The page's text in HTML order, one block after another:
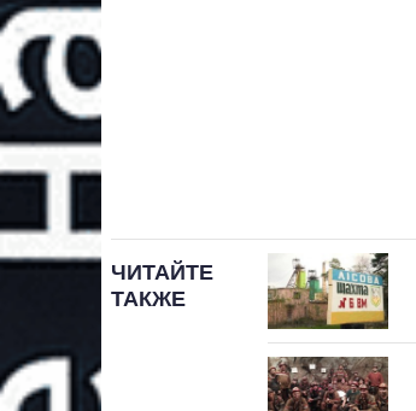
ЧИТАЙТЕ
ТАКЖЕ